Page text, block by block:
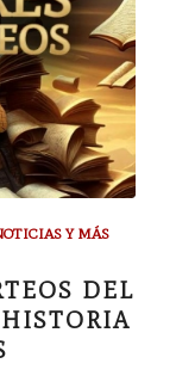
Y MÁS
DEL